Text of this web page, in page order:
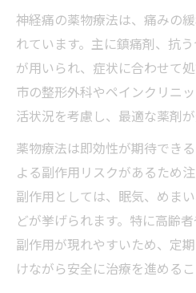
神経痛の薬物療法は、痛みの
れています。主に鎮痛剤、抗
が用いられ、症状に合わせて
市の整形外科やペインクリニ
活状況を考慮し、最適な薬剤が
薬物療法は即効性が期待でき
よる副作用リスクがあるため
副作用としては、眠気、めま
どが挙げられます。特に高齢
副作用が現れやすいため、定
けながら安全に治療を進めるこ